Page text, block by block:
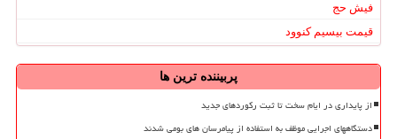
فیش حج
قیمت بیسیم کنوود
پربیننده ترین ها
از پایداری در ایام سخت تا ثبت رکوردهای جدید
دستگاههای اجرایی موظف به استفاده از پیامرسان های بومی شدند